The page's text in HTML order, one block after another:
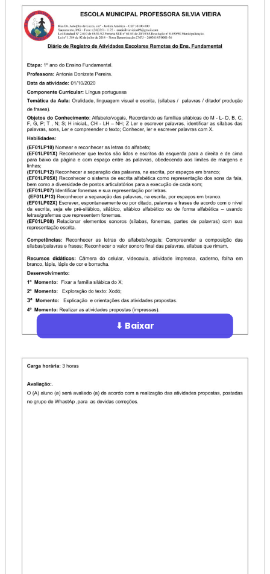
⬇ Baixar